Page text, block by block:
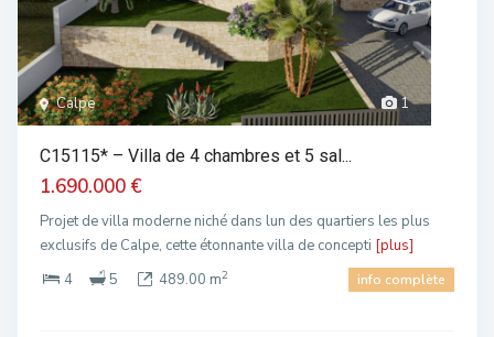
1
Calpe
C15115* – Villa de 4 chambres et 5 sal...
1.690.000 €
Projet de villa moderne niché dans lun des quartiers les plus
exclusifs de Calpe, cette étonnante villa de concepti [plus]
4
5 489.00 m2 info complète